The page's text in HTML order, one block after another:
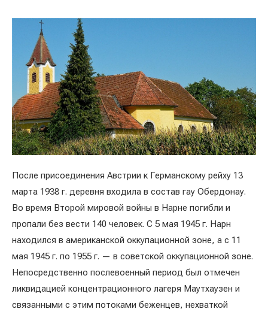
После присоединения Австрии к Германскому рейху 13
марта 1938 г. деревня входила в состав гау Обердонау.
Во время Второй мировой войны в Нарне погибли и
пропали без вести 140 человек. С 5 мая 1945 г. Нарн
находился в американской оккупационной зоне, а с 11
мая 1945 г. по 1955 г. — в советской оккупационной зоне.
Непосредственно послевоенный период был отмечен
ликвидацией концентрационного лагеря Маутхаузен и
связанными с этим потоками беженцев, нехваткой